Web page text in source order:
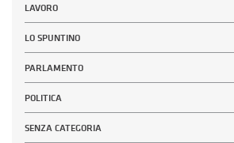
LAVORO
LO SPUNTINO
PARLAMENTO
POLITICA
SENZA CATEGORIA